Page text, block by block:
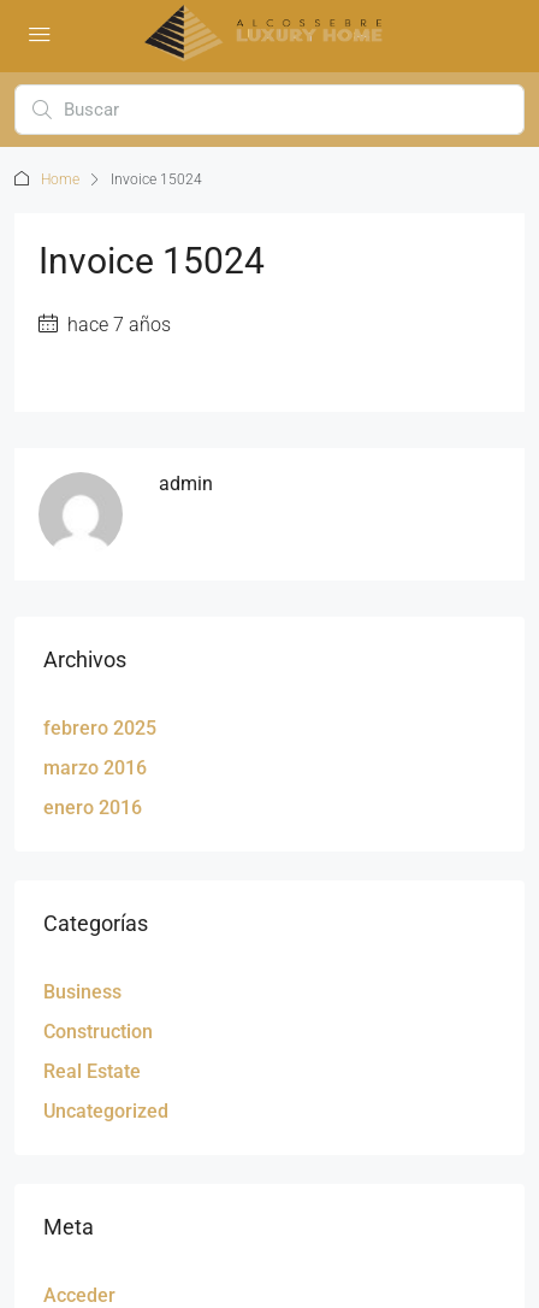
Home Invoice 15024
Invoice 15024
hace 7 años
admin
Archivos
febrero 2025
marzo 2016
enero 2016
Categorías
Business
Construction
Real Estate
Uncategorized
Meta
Acceder